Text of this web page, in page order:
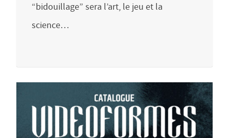
“bidouillage” sera l’art, le jeu et la
science…